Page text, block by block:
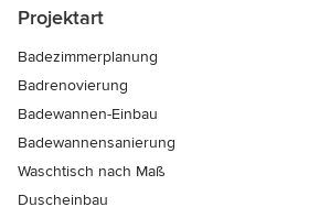
Projektart
Badezimmerplanung
Badrenovierung
Badewannen-Einbau
Badewannensanierung
Waschtisch nach Maß
Duscheinbau